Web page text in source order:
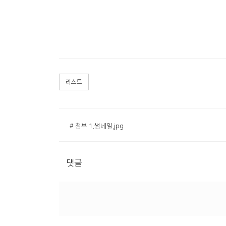
리스트
# 첨부 1.썸네일.jpg
댓글